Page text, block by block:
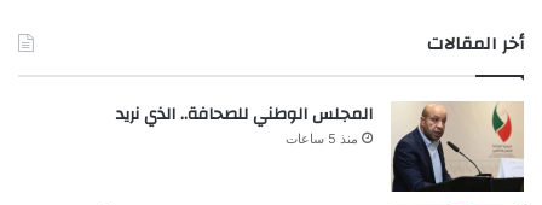
أخر المقالات
المجلس الوطني للصحافة.. الذي نريد
منذ 5 ساعات